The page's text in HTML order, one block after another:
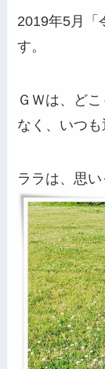
2019年5月「
す。
ＧＷは、ど
なく、いつも
ララは、思い